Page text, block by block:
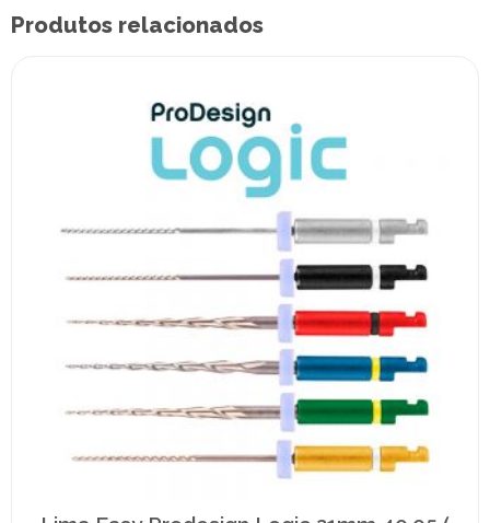
Produtos relacionados